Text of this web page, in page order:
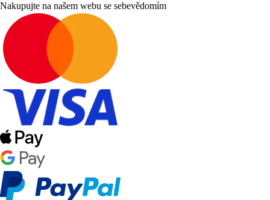
Nakupujte na našem webu se sebevědomím